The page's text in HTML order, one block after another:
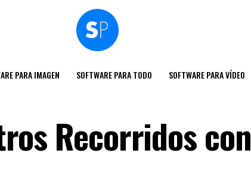
PARA IMAGEN SOFTWARE PARA TODO SOFTWARE PARA VÍDEO
Recorridos con